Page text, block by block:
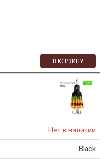
В КОРЗИНУ
Нет в наличии
Black